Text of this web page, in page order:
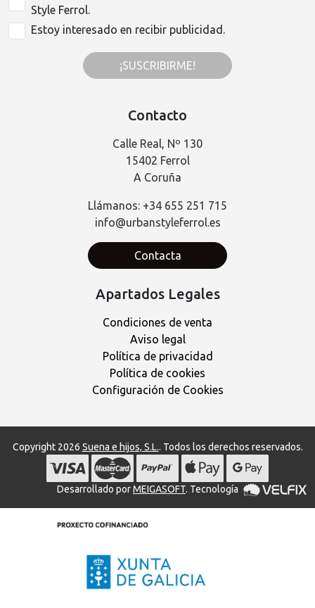
Style Ferrol.
Estoy interesado en recibir publicidad.
¡SUSCRIBIRME!
Contacto
Calle Real, Nº 130
15402 Ferrol
A Coruña
Llámanos: +34 655 251 715
info@urbanstyleferrol.es
Contacta
Apartados Legales
Condiciones de venta
Aviso legal
Política de privacidad
Política de cookies
Configuración de Cookies
Copyright 2026 Suena e hijos, S.L.. Todos los derechos reservados.
Desarrollado porMEIGASOFT. Tecnología